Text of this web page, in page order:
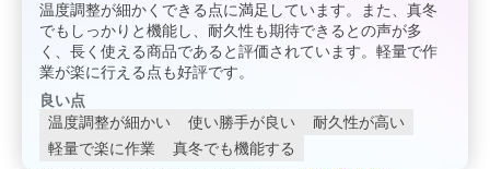
温度調整が細かくできる点に満足しています。また、真冬
でもしっかりと機能し、耐久性も期待できるとの声が多
く、長く使える商品であると評価されています。軽量で作
業が楽に行える点も好評です。
良い点
温度調整が細かい
使い勝手が良い
耐久性が高い
軽量で楽に作業
真冬でも機能する